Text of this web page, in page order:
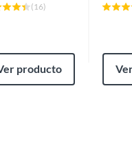
( 16)
producto